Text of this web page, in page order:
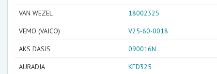
VAN WEZEL 18002325
VEMO (VAICO) V25-60-0018
AKS DASIS 090016N
AURADIA KFD325